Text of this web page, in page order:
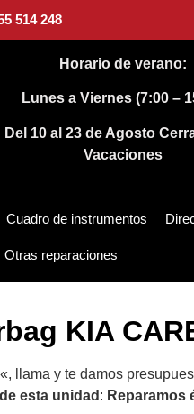
514 248
Horario de verano:
Lunes a Viernes (7:00 –
Del 10 al 23 de Agosto
Vacaciones
Cuadro de instrumentos
Otras reparaciones
KIA
«, llama y te damos
esta unidad : Reparamos